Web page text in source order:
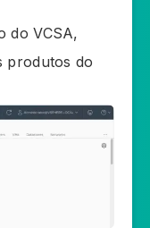
do VCSA,
produtos do